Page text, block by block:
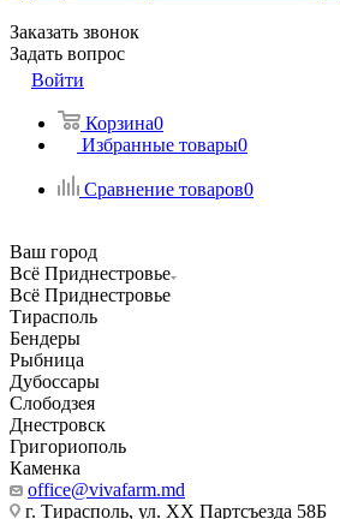
Заказать звонок
Задать вопрос
Войти
Корзина0
Избранные товары0
Сравнение товаров0
Ваш город
Всё Приднестровье
Всё Приднестровье
Тирасполь
Бендеры
Рыбница
Дубоссары
Слободзея
Днестровск
Григориополь
Каменка
office@vivafarm.md
г. Тирасполь, ул. ХХ Партсъезда 58Б